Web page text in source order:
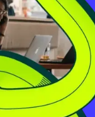
jumlah pembayaran
berdasarkan